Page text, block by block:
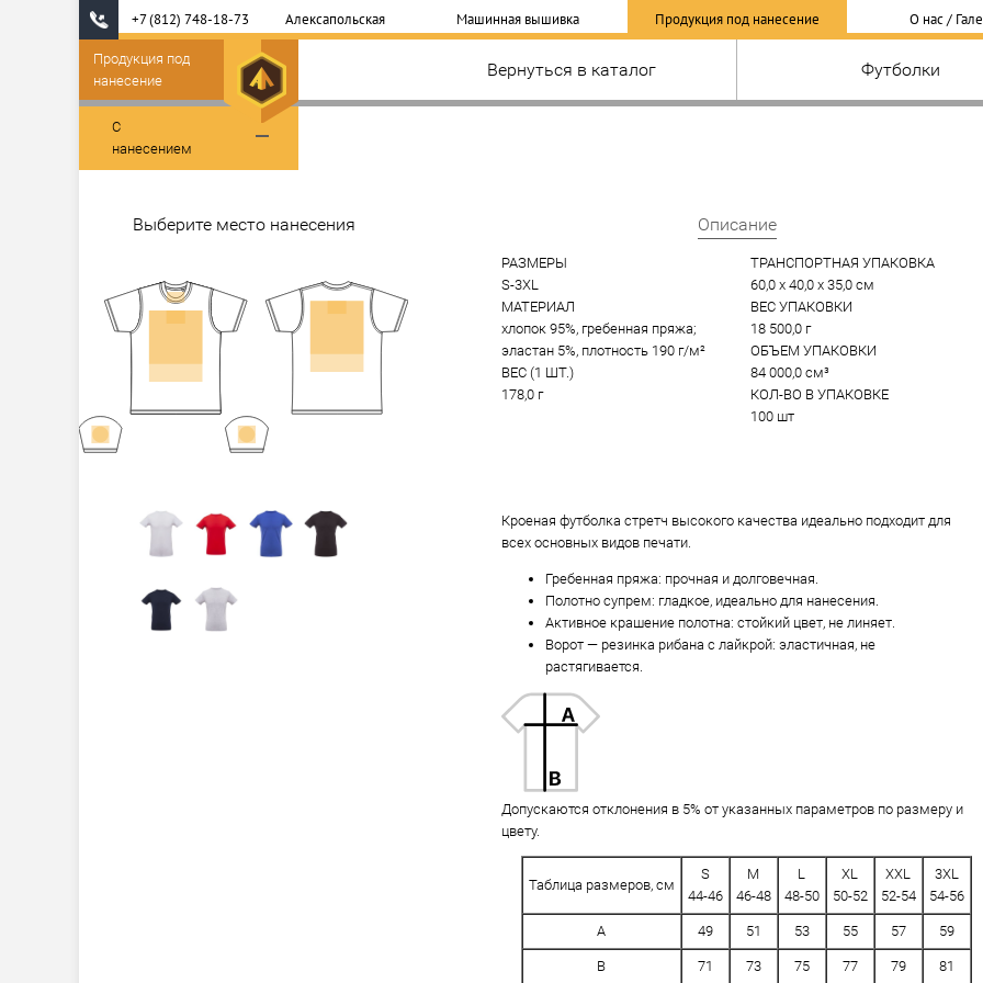
+7 (812) 748-18-73 Алексапольская Машинная вышивка Продукция под нанесение О нас /
Вернуться в каталог Футболки
Продукция под
нанесение
С
нанесением
Выберите место нанесения Описание
РАЗМЕРЫ
S-3XL
МАТЕРИАЛ
хлопок 95%, гребенная пряжа;
эластан 5%, плотность 190 г/м²
ВЕС (1 ШТ.)
178,0 г
ТРАНСПОРТНАЯ УПАКОВКА
60,0 x 40,0 x 35,0 см
ВЕС УПАКОВКИ
18 500,0 г
ОБЪЕМ УПАКОВКИ
84 000,0 см³
КОЛ-ВО В УПАКОВКЕ
100 шт
Кроеная футболка стретч высокого качества идеально подходит для
всех основных видов печати.
Гребенная пряжа: прочная и долговечная.
Полотно супрем: гладкое, идеально для нанесения.
Активное крашение полотна: стойкий цвет, не линяет.
Ворот — резинка рибана с лайкрой: эластичная, не
растягивается.
Допускаются отклонения в 5% от указанных параметров по размеру и
цвету.
Таблица размеров, см
S
44-46
M
46-48
L
48-50
XL
50-52
XXL
52-54
3XL
54-56
A 49 51 53 55 57 59
B 71 73 75 77 79 81